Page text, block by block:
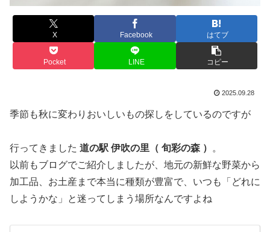
X Facebook はてブ
Pocket LINE コピー
2025.09.28
季節も秋に変わりおいしいもの探しをしているのですが
行ってきました 道の駅 伊吹の里（ 旬彩の森 ） 。
以前もブログでご紹介しましたが、地元の新鮮な野菜から
加工品、お土産まで本当に種類が豊富で、いつも「どれに
しようかな」と迷ってしまう場所なんですよね